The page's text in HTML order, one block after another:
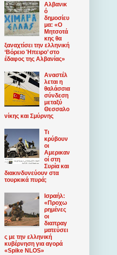
Αλβανικ
ό
δημοσίευ
μα: «Ο
Μητσοτά
κης θα
ξαναχτίσει την ελληνική
‘Βόρειο Ήπειρο’ στο
έδαφος της Αλβανίας»
Αναστέλ
λεται η
θαλάσσια
σύνδεση
μεταξύ
Θεσσαλο
νίκης και Σμύρνης
Τι
κρύβουν
οι
Αμερικαν
οί στη
Συρία και
διακινδυνεύουν στα
τουρκικά πυρά;
Ισραήλ:
«Προχω
ρημένες
οι
διαπραγ
ματεύσει
ς με την ελληνική
κυβέρνηση για αγορά
«Spike NLOS»